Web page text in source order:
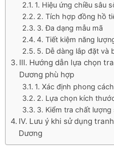
1. Hiệu ứng chiều sâu
2. Tích hợp đồng hồ
3. Đa dạng mẫu mã
4. Tiết kiệm năng
5. Dễ dàng lắp đặt và
III. Hướng dẫn lựa chọn
Dương phù hợp
1. Xác định phong
2. Lựa chọn kích
3. Kiểm tra chất lượng
IV. Lưu ý khi sử dụng
Dương